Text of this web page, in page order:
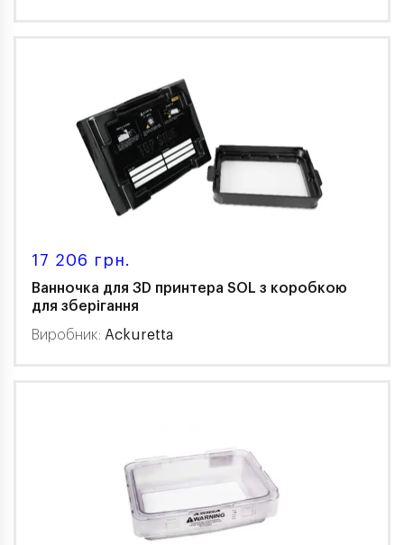
17 206 грн.
Ванночка для 3D принтера SOL з коробкою
для зберігання
Виробник: Ackuretta